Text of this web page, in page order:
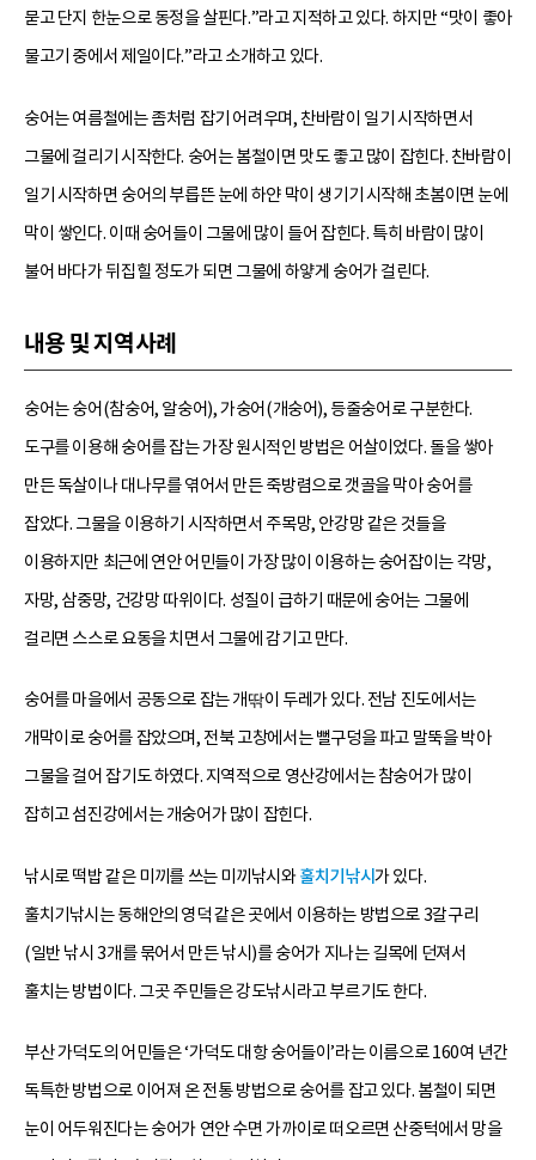
묻고 단지 한눈으로 동정을 살핀다.”라고 지적하고 있다. 하지만 “맛이 좋아
물고기 중에서 제일이다.”라고 소개하고 있다.
숭어는 여름철에는 좀처럼 잡기 어려우며, 찬바람이 일기 시작하면서
그물에 걸리기 시작한다. 숭어는 봄철이면 맛도 좋고 많이 잡힌다. 찬바람이
일기 시작하면 숭어의 부릅뜬 눈에 하얀 막이 생기기 시작해 초봄이면 눈에
막이 쌓인다. 이때 숭어들이 그물에 많이 들어 잡힌다. 특히 바람이 많이
불어 바다가 뒤집힐 정도가 되면 그물에 하얗게 숭어가 걸린다.
내용 및 지역사례
숭어는 숭어(참숭어, 알숭어), 가숭어(개숭어), 등줄숭어로 구분한다.
도구를 이용해 숭어를 잡는 가장 원시적인 방법은 어살이었다. 돌을 쌓아
만든 독살이나 대나무를 엮어서 만든 죽방렴으로 갯골을 막아 숭어를
잡았다. 그물을 이용하기 시작하면서 주목망, 안강망 같은 것들을
이용하지만 최근에 연안 어민들이 가장 많이 이용하는 숭어잡이는 각망,
자망, 삼중망, 건강망 따위이다. 성질이 급하기 때문에 숭어는 그물에
걸리면 스스로 요동을 치면서 그물에 감기고 만다.
숭어를 마을에서 공동으로 잡는 개딲이 두레가 있다. 전남 진도에서는
개막이로 숭어를 잡았으며, 전북 고창에서는 뻘구덩을 파고 말뚝을 박아
그물을 걸어 잡기도 하였다. 지역적으로 영산강에서는 참숭어가 많이
잡히고 섬진강에서는 개숭어가 많이 잡힌다.
낚시로 떡밥 같은 미끼를 쓰는 미끼낚시와훌치기낚시가 있다.
훌치기낚시는 동해안의 영덕 같은 곳에서 이용하는 방법으로 3갈구리
(일반 낚시 3개를 묶어서 만든 낚시)를 숭어가 지나는 길목에 던져서
훌치는 방법이다. 그곳 주민들은 강도낚시라고 부르기도 한다.
부산 가덕도의 어민들은 ‘가덕도 대항 숭어들이’라는 이름으로 160여 년간
독특한 방법으로 이어져 온 전통 방법으로 숭어를 잡고 있다. 봄철이 되면
눈이 어두워진다는 숭어가 연안 수면 가까이로 떠오르면 산중턱에서 망을